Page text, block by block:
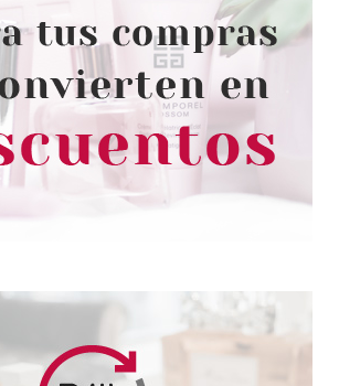
L´OREAL
L'OREAL PROFESIONAL PRO
LONGER MASCARILLA
CABELLO LARGO 500 ML
desde
23.99€